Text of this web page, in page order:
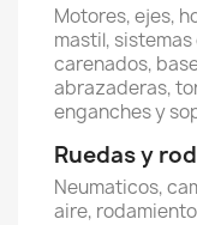
Motores, ejes,
mastil,
carenados,
abrazaderas,
enganches y
Ruedas y
Neumaticos,
aire,